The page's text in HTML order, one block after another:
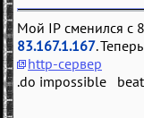
Мой IP сменился с
83.167.1.167.
http-сервер
.do impossible